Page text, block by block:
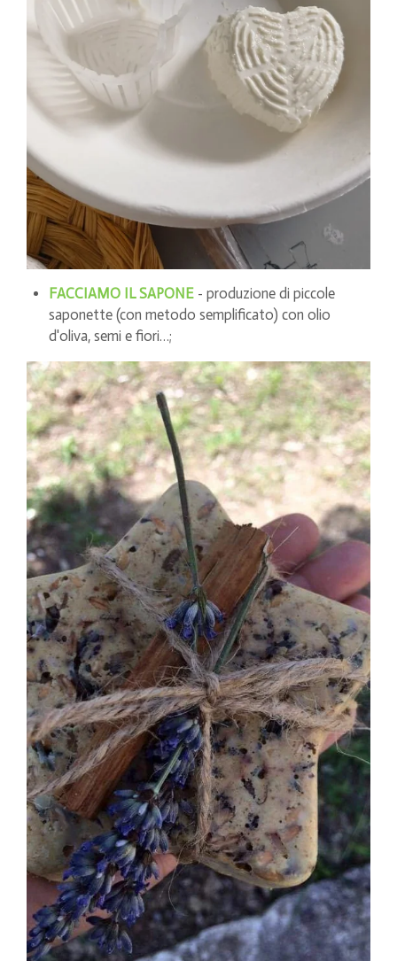
FACCIAMO IL SAPONE- produzione di piccole
saponette (con metodo semplificato) con olio
d'oliva, semi e fiori…;